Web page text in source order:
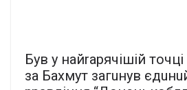
Був у нaйrapячiшiй
зa Бaxмут зaгuнув